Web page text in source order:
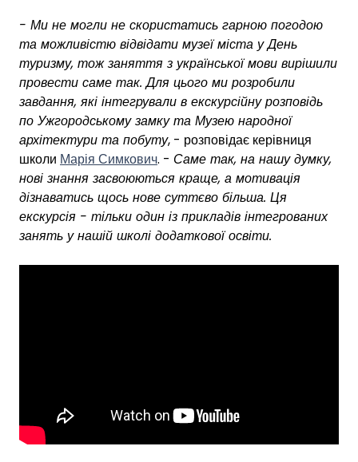
- Ми не могли не скористатись гарною погодою
та можливістю відвідати музеї міста у День
туризму, тож заняття з української мови вирішили
провести саме так. Для цього ми розробили
завдання, які інтегрували в екскурсійну розповідь
по Ужгородському замку та Музею народної
архітектури та побуту, - розповідає керівниця
школи Марія Симкович. - Саме так, на нашу думку,
нові знання засвоюються краще, а мотивація
дізнаватись щось нове суттєво більша. Ця
екскурсія - тільки один із прикладів інтегрованих
занять у нашій школі додаткової освіти.